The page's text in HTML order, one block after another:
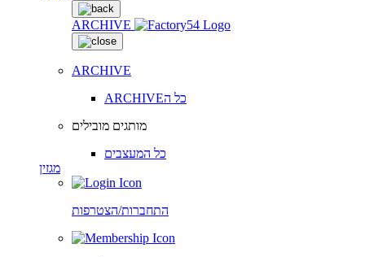
ARCHIVE
ARCHIVE
ARCHIVEכל ה
מותגים מובילים
כל המעצבים
מגזין
התחברות/הצטרפות